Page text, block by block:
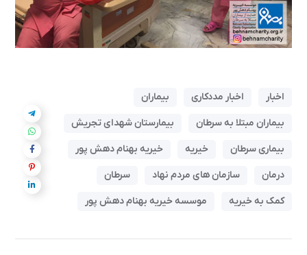
اخبار اخبار مددکاری
بیماران
بیماران مبتلا به سرطان
بیمارستان شهدای تجریش
بیماری سرطان
خیریه
خیریه بهنام دهش پور
درمان
سازمان های مردم نهاد
سرطان
کمک به خیریه
موسسه خیریه بهنام دهش پور